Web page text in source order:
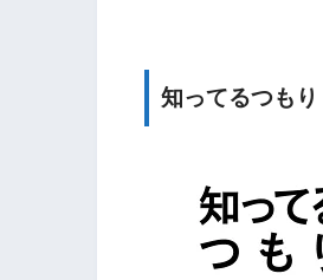
知ってるつも